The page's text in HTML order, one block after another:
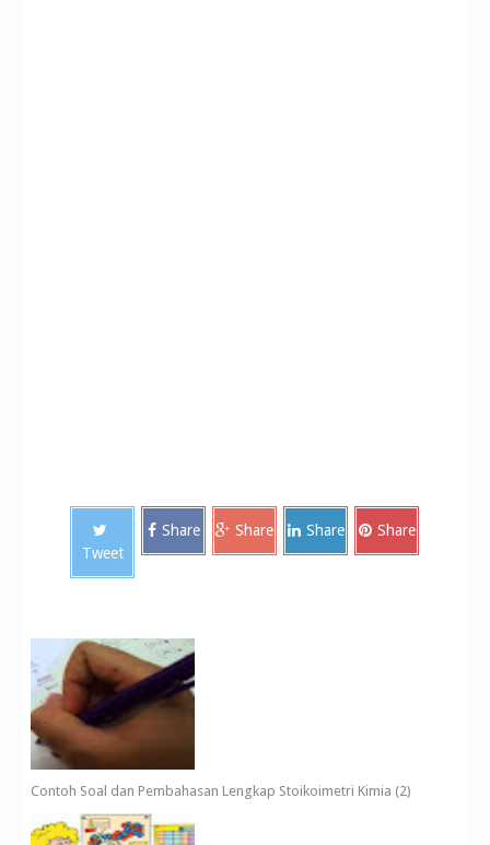
Tweet
Share Share Share Share
Contoh Soal dan Pembahasan Lengkap Stoikoimetri Kimia (2)